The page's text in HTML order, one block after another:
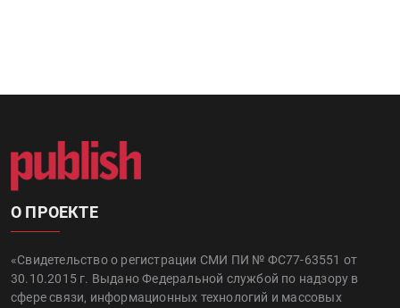
О ПРОЕКТЕ
«Свидетельство о регистрации СМИ ПИ № ФС77-63551 от
30.10.2015 г. Выдано Федеральной службой по надзору в
сфере связи, информационных технологий и массовых